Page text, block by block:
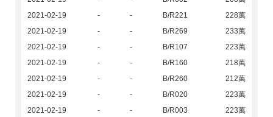
2021-02-19
- - B/R221
228萬
2021-02-19
- - B/R269
233萬
2021-02-19
- - B/R107
223萬
2021-02-19
- - B/R160
218萬
2021-02-19
- - B/R260
212萬
2021-02-19
- - B/R020
223萬
2021-02-19
- - B/R003
223萬